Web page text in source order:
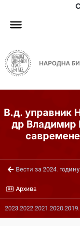
В.д. управник
др Владимир
Вести за 2024. годину
Архива
2023.2022.2021.2020.2019.